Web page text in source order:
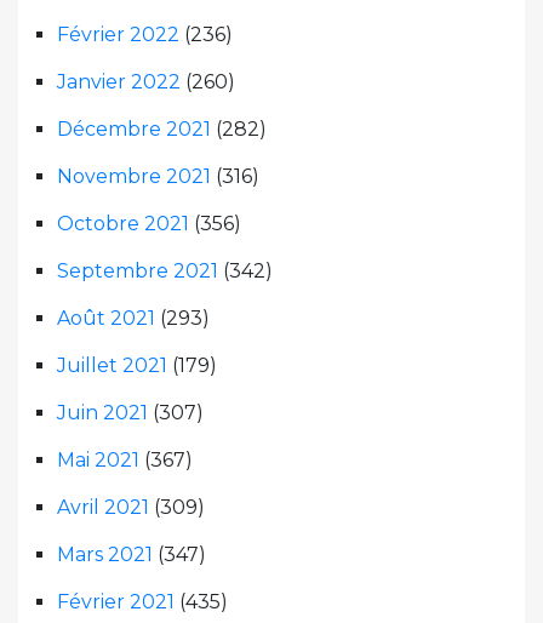
Février 2022 (236)
Janvier 2022 (260)
Décembre 2021 (282)
Novembre 2021 (316)
Octobre 2021 (356)
Septembre 2021 (342)
Août 2021 (293)
Juillet 2021 (179)
Juin 2021 (307)
Mai 2021 (367)
Avril 2021 (309)
Mars 2021 (347)
Février 2021 (435)